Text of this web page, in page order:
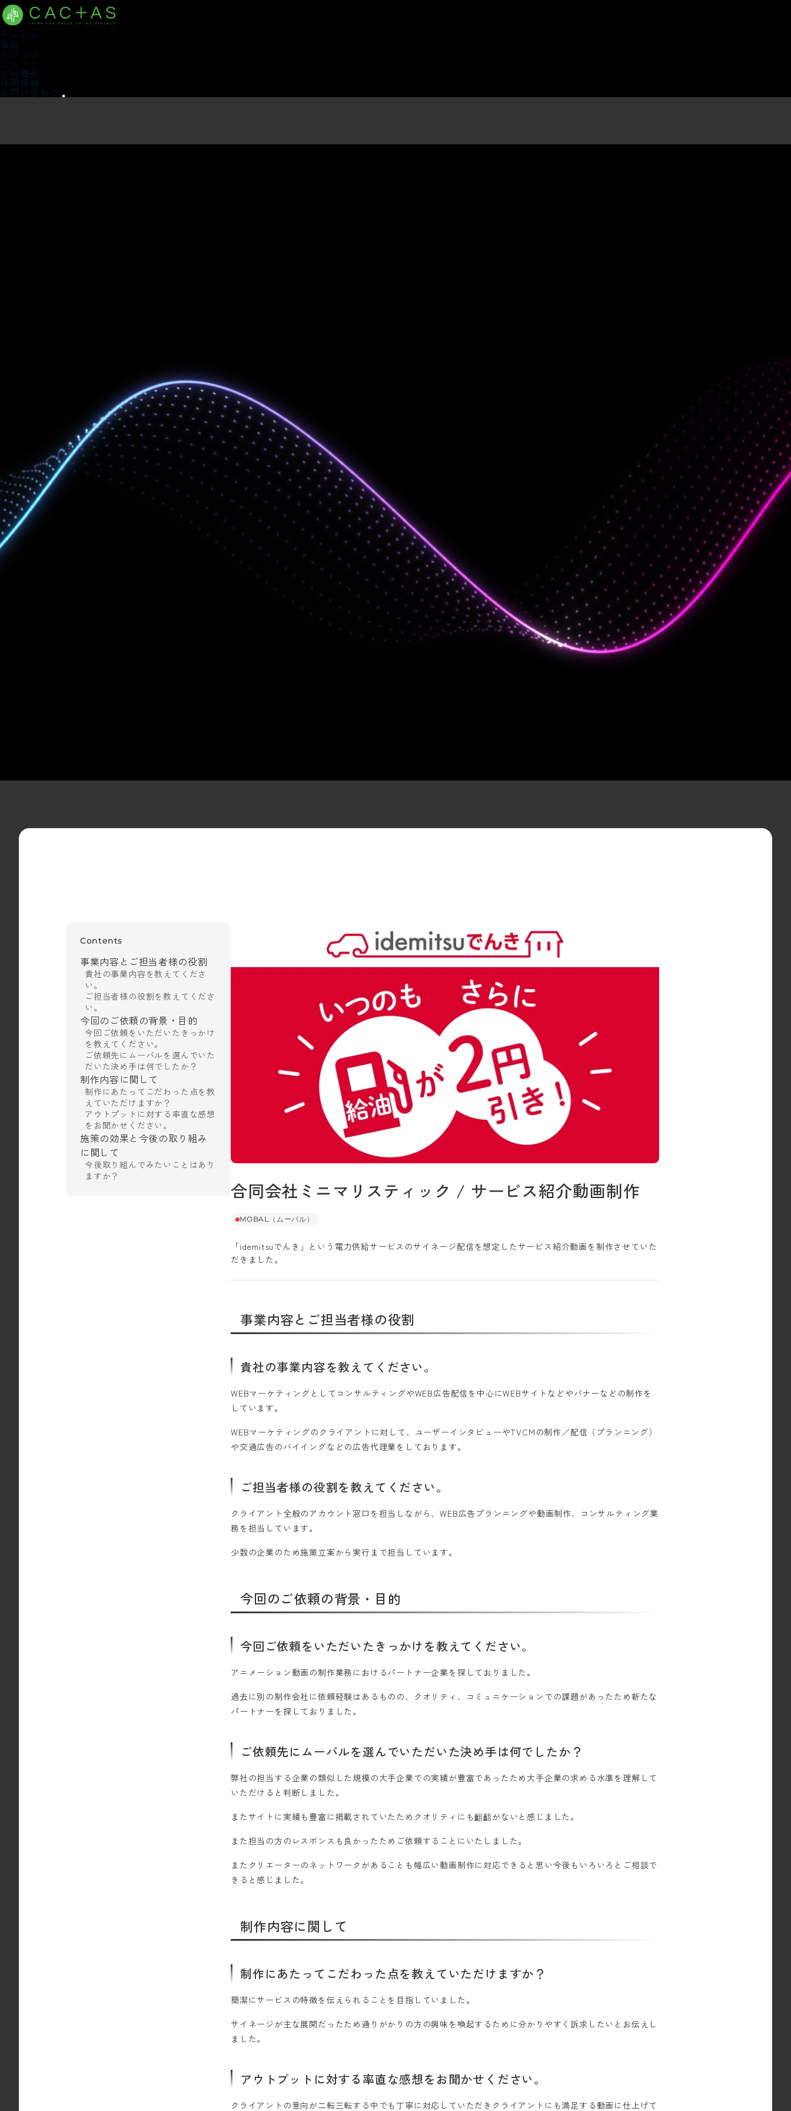
サービス
事例
ナレッジ
ニュース
会社概要
採用情報
お問い合わせ
Contents
事業内容とご担当者様の役割
貴社の事業内容を教えてくださ
い。
ご担当者様の役割を教えてくださ
い。
今回のご依頼の背景・目的
今回ご依頼をいただいたきっかけ
を教えてください。
ご依頼先にムーバルを選んでいた
だいた決め手は何でしたか？
制作内容に関して
制作にあたってこだわった点を教
えていただけますか？
アウトプットに対する率直な感想
をお聞かせください。
施策の効果と今後の取り組み
に関して
今後取り組んでみたいことはあり
ますか？
合同会社ミニマリスティック / サービス紹介動画制作
MOBAL（ムーバル）
「idemitsuでんき」という電力供給サービスのサイネージ配信を想定したサービス紹介動画を制作させていた
だきました。
事業内容とご担当者様の役割
貴社の事業内容を教えてください。
WEBマーケティングとしてコンサルティングやWEB広告配信を中心にWEBサイトなどやバナーなどの制作を
しています。
WEBマーケティングのクライアントに対して、ユーザーインタビューやTVCMの制作／配信（プランニング）
や交通広告のバイイングなどの広告代理業をしております。
ご担当者様の役割を教えてください。
クライアント全般のアカウント窓口を担当しながら、WEB広告プランニングや動画制作、コンサルティング業
務を担当しています。
少数の企業のため施策立案から実行まで担当しています。
今回のご依頼の背景・目的
今回ご依頼をいただいたきっかけを教えてください。
アニメーション動画の制作業務におけるパートナー企業を探しておりました。
過去に別の制作会社に依頼経験はあるものの、クオリティ、コミュニケーションでの課題があったため新たな
パートナーを探しておりました。
ご依頼先にムーバルを選んでいただいた決め手は何でしたか？
弊社の担当する企業の類似した規模の大手企業での実績が豊富であったため大手企業の求める水準を理解して
いただけると判断しました。
またサイトに実績も豊富に掲載されていたためクオリティにも齟齬がないと感じました。
また担当の方のレスポンスも良かったためご依頼することにいたしました。
またクリエーターのネットワークがあることも幅広い動画制作に対応できると思い今後もいろいろとご相談で
きると感じました。
制作内容に関して
制作にあたってこだわった点を教えていただけますか？
簡潔にサービスの特徴を伝えられることを目指していました。
サイネージが主な展開だったため通りがかりの方の興味を喚起するために分かりやすく訴求したいとお伝えし
ました。
アウトプットに対する率直な感想をお聞かせください。
クライアントの意向が二転三転する中でも丁寧に対応していただきクライアントにも満足する動画に仕上げて